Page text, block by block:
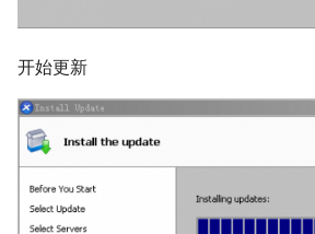
Docker容器 restart策略
Docker inspect 命令
Docker with an unknown CA
certificate
CentOS 使用阿里Yum源
ssldump 命令
make 命令
Mysql 数据导出与导入
Oracle sqlplus
DRBD 状态含义
开始更新